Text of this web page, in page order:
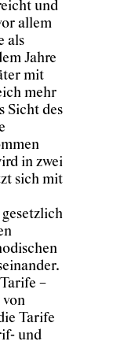
und
allem
als
Jahre
mit
mehr
Sicht des
in zwei
sich mit
–
Tarife
und